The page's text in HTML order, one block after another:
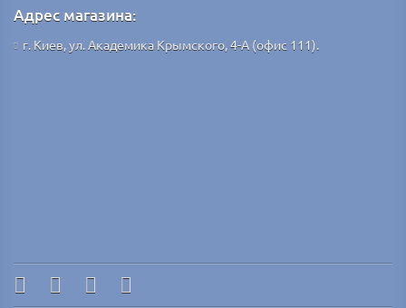
Адрес магазина:
г. Киев, ул. Академика Крымского, 4-А (офис 111).